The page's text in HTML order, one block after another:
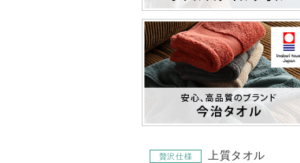
贅沢仕様 上質タオル